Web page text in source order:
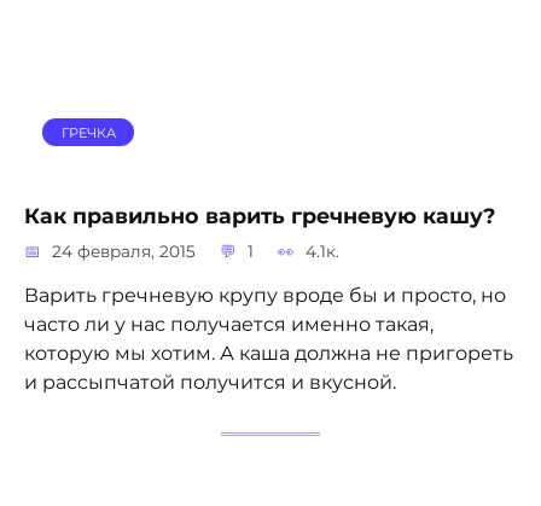
ГРЕЧКА
Как правильно варить гречневую кашу?
24 февраля, 2015 1 4.1к.
Варить гречневую крупу вроде бы и просто, но
часто ли у нас получается именно такая,
которую мы хотим. А каша должна не пригореть
и рассыпчатой получится и вкусной.